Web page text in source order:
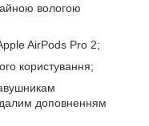
вологою
AirPods Pro 2;
користування;
доповненням